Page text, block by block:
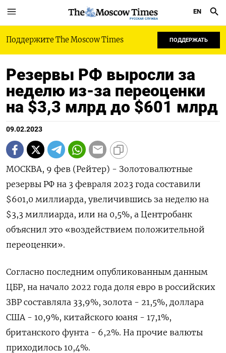
РУССКАЯ СЛУЖБА
EN
Поддержите The Moscow Times ПОДДЕРЖАТЬ
Резервы РФ выросли за
неделю из-за переоценки
на $3,3 млрд до $601 млрд
09.02.2023
МОСКВА, 9 фев (Рейтер) - Золотовалютные
резервы РФ на 3 февраля 2023 года составили
$601,0 миллиарда, увеличившись за неделю на
$3,3 миллиарда, или на 0,5%, а Центробанк
объяснил это «воздействием положительной
переоценки».
Согласно последним опубликованным данным
ЦБР, на начало 2022 года доля евро в российских
ЗВР составляла 33,9%, золота - 21,5%, доллара
США - 10,9%, китайского юаня - 17,1%,
британского фунта - 6,2%. На прочие валюты
приходилось 10,4%.